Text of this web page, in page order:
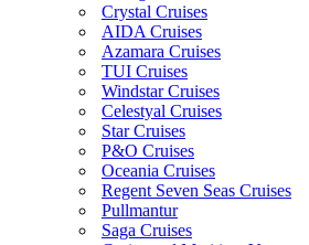
Crystal Cruises
AIDA Cruises
Azamara Cruises
TUI Cruises
Windstar Cruises
Celestyal Cruises
Star Cruises
P&O Cruises
Oceania Cruises
Regent Seven Seas Cruises
Pullmantur
Saga Cruises